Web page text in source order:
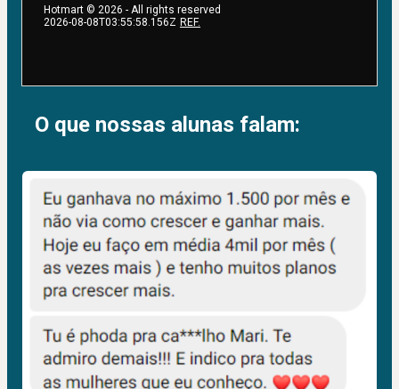
Hotmart © 2026 - All rights reserved
2026-08-08T03:55:58.156Z REF.
O que nossas alunas falam: